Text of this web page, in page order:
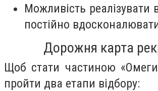
Можливість реалізувати
постійно
Дорожня карта
Щоб стати частиною
пройти два етапи відбору: